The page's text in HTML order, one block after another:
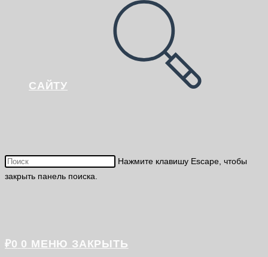
САЙТУ
Нажмите клавишу Escape, чтобы
закрыть панель поиска.
₽0 0 МЕНЮ ЗАКРЫТЬ